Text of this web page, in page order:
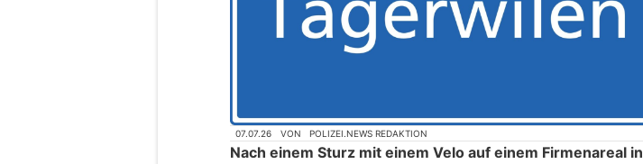
07.07.26 VON POLIZEI.NEWS REDAKTION
Nach einem Sturz mit einem Velo auf einem Firmenareal in